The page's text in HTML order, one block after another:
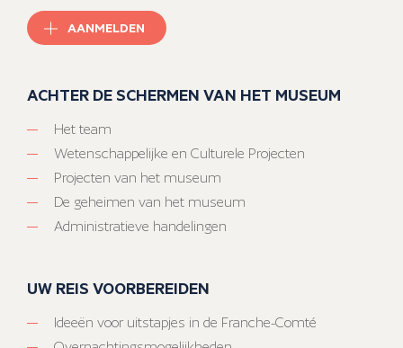
AANMELDEN
ACHTER DE SCHERMEN VAN HET MUSEUM
Het team
Wetenschappelijke en Culturele Projecten
Projecten van het museum
De geheimen van het museum
Administratieve handelingen
UW REIS VOORBEREIDEN
Ideeën voor uitstapjes in de Franche-Comté